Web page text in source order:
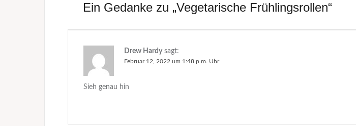
Ein Gedanke zu „Vegetarische Frühlingsrollen“
Drew Hardy sagt:
Februar 12, 2022 um 1:48 p.m. Uhr
Sieh genau hin